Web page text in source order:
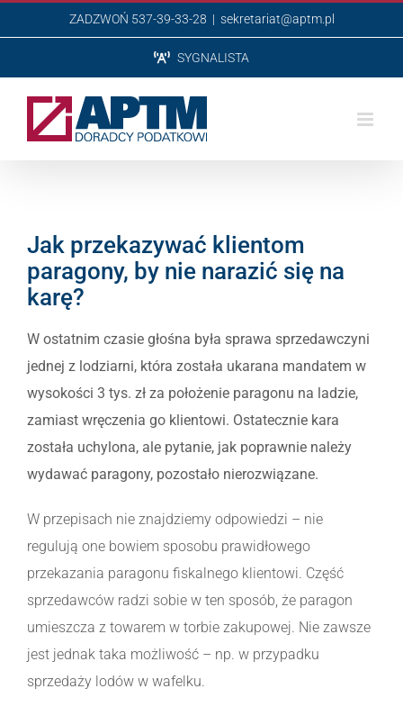
do
ZADZWOŃ 537-39-33-28 | sekretariat@aptm.pl
SYGNALISTA
Jak przekazywać klientom
paragony, by nie narazić się na
karę?
W ostatnim czasie głośna była sprawa sprzedawczyni
jednej z lodziarni, która została ukarana mandatem w
wysokości 3 tys. zł za położenie paragonu na ladzie,
zamiast wręczenia go klientowi. Ostatecznie kara
została uchylona, ale pytanie, jak poprawnie należy
wydawać paragony, pozostało nierozwiązane.
W przepisach nie znajdziemy odpowiedzi – nie
regulują one bowiem sposobu prawidłowego
przekazania paragonu fiskalnego klientowi. Część
sprzedawców radzi sobie w ten sposób, że paragon
umieszcza z towarem w torbie zakupowej. Nie zawsze
jest jednak taka możliwość – np. w przypadku
sprzedaży lodów w wafelku.